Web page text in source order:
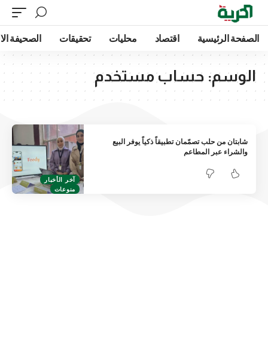
الصفحة الرئيسية اقتصاد محليات تحقيقات الصحيفة
الوسم: حساب مستخدم
آخر الأخبار
منوعات
شابتان من حلب تصمّمان تطبيقاً ذكياً يوفر البيع
والشراء عبر المطاعم